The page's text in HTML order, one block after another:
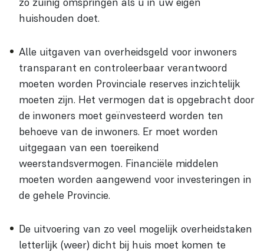
huishouden doet.
Alle uitgaven van overheidsgeld voor inwoners
transparant en controleerbaar verantwoord
moeten worden Provinciale reserves inzichtelijk
moeten zijn. Het vermogen dat is opgebracht door
de inwoners moet geïnvesteerd worden ten
behoeve van de inwoners. Er moet worden
uitgegaan van een toereikend
weerstandsvermogen. Financiële middelen
moeten worden aangewend voor investeringen in
de gehele Provincie.
De uitvoering van zo veel mogelijk overheidstaken
letterlijk (weer) dicht bij huis moet komen te